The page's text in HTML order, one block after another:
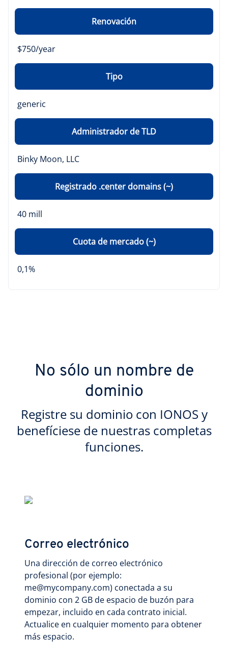
Renovación
$750/year
Tipo
generic
Administrador de TLD
Binky Moon, LLC
Registrado .center domains (~)
40 mill
Cuota de mercado (~)
0,1%
No sólo un nombre de
dominio
Registre su dominio con IONOS y
benefíciese de nuestras completas
funciones.
Correo electrónico
Una dirección de correo electrónico
profesional (por ejemplo:
me@mycompany.com) conectada a su
dominio con 2 GB de espacio de buzón para
empezar, incluido en cada contrato inicial.
Actualice en cualquier momento para obtener
más espacio.